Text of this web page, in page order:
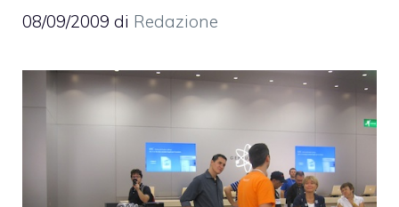
08/09/2009 di Redazione